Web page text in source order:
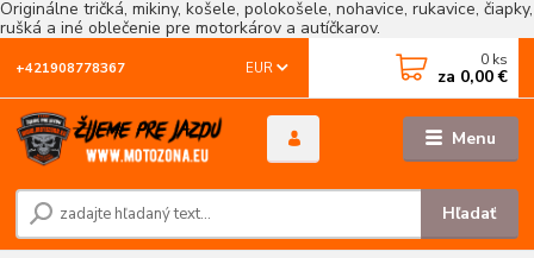
Originálne tričká, mikiny, košele, polokošele, nohavice, rukavice, čiapky,
rušká a iné oblečenie pre motorkárov a autíčkarov.
Menu
EUR
Hľadať
+421908778367 0 ks
za 0,00 €